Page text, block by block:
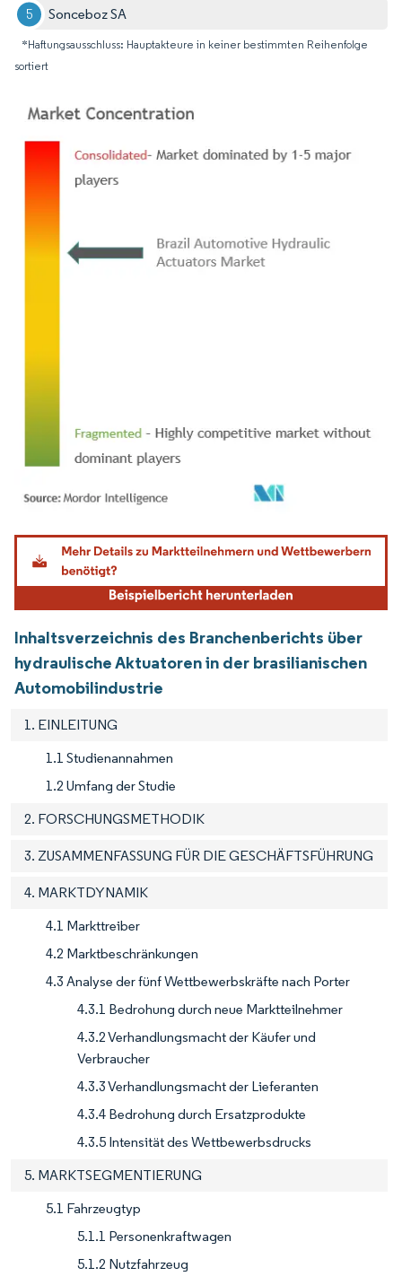
Sonceboz SA
*Haftungsausschluss: Hauptakteure in keiner bestimmten Reihenfolge
sortiert
Bild © Mordor Intelligence. Wiederverwendung erfordert Namensnennung gemäß
Inhaltsverzeichnis des Branchenberichts über
hydraulische Aktuatoren in der brasilianischen
Automobilindustrie
1. EINLEITUNG
1.1 Studienannahmen
1.2 Umfang der Studie
2. FORSCHUNGSMETHODIK
3. ZUSAMMENFASSUNG FÜR DIE GESCHÄFTSFÜHRUNG
4. MARKTDYNAMIK
4.1 Markttreiber
4.2 Marktbeschränkungen
4.3 Analyse der fünf Wettbewerbskräfte nach Porter
4.3.1 Bedrohung durch neue Marktteilnehmer
4.3.2 Verhandlungsmacht der Käufer und
Verbraucher
4.3.3 Verhandlungsmacht der Lieferanten
4.3.4 Bedrohung durch Ersatzprodukte
4.3.5 Intensität des Wettbewerbsdrucks
5. MARKTSEGMENTIERUNG
5.1 Fahrzeugtyp
5.1.1 Personenkraftwagen
5.1.2 Nutzfahrzeug